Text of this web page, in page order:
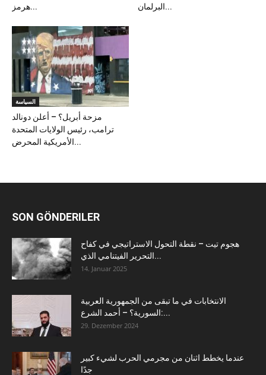
هرمز...
البرلمان...
السياسة
مزحة أبريل؟ – أعلن دونالد
ترامب، رئيس الولايات المتحدة
الأمريكية المحرض...
SON GÖNDERILER
هجوم تيت – نقطة التحول الاستراتيجي في كفاح
التحرير الفيتنامي الذي...
14. Januar 2025
الانتخابات في ما تبقى من الجمهورية العربية
السورية؟ – أحمد الشرع:...
29. Dezember 2024
عندما يخطط اثنان من مجرمي الحرب لشيء كبير
جدًا